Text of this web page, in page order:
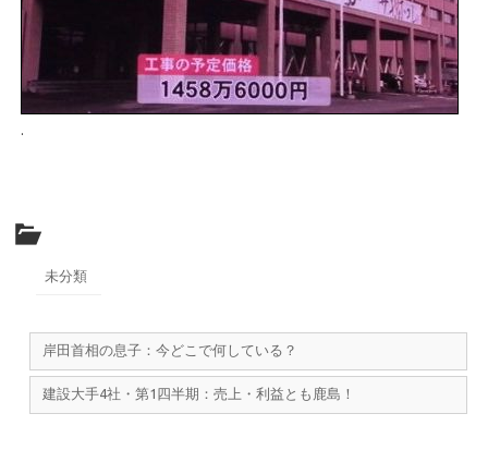
.
未分類
岸田首相の息子：今どこで何している？
建設大手4社・第1四半期：売上・利益とも鹿島！